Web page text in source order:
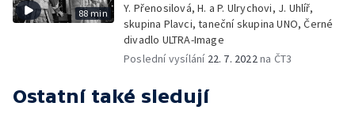
88 min
Y. Přenosilová, H. a P. Ulrychovi, J. Uhlíř,
skupina Plavci, taneční skupina UNO, Černé
divadlo ULTRA-Image
Poslední vysílání 22. 7. 2022na ČT3
Ostatní také sledují